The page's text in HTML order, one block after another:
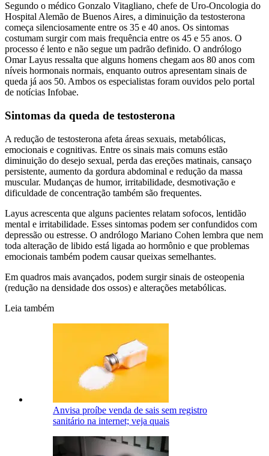
Segundo o médico Gonzalo Vitagliano, chefe de Uro-Oncologia do
Hospital Alemão de Buenos Aires, a diminuição da testosterona
começa silenciosamente entre os 35 e 40 anos. Os sintomas
costumam surgir com mais frequência entre os 45 e 55 anos. O
processo é lento e não segue um padrão definido. O andrólogo
Omar Layus ressalta que alguns homens chegam aos 80 anos com
níveis hormonais normais, enquanto outros apresentam sinais de
queda já aos 50. Ambos os especialistas foram ouvidos pelo portal
de notícias Infobae.
Sintomas da queda de testosterona
A redução de testosterona afeta áreas sexuais, metabólicas,
emocionais e cognitivas. Entre os sinais mais comuns estão
diminuição do desejo sexual, perda das ereções matinais, cansaço
persistente, aumento da gordura abdominal e redução da massa
muscular. Mudanças de humor, irritabilidade, desmotivação e
dificuldade de concentração também são frequentes.
Layus acrescenta que alguns pacientes relatam sofocos, lentidão
mental e irritabilidade. Esses sintomas podem ser confundidos com
depressão ou estresse. O andrólogo Mariano Cohen lembra que nem
toda alteração de libido está ligada ao hormônio e que problemas
emocionais também podem causar queixas semelhantes.
Em quadros mais avançados, podem surgir sinais de osteopenia
(redução na densidade dos ossos) e alterações metabólicas.
Leia também
Anvisa proíbe venda de sais sem registro
sanitário na internet; veja quais